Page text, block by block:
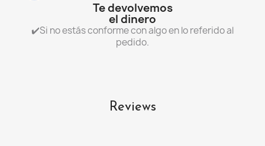
Te devolvemos
el dinero
✔️Si no estás conforme con algo en lo referido al
pedido.
Reviews